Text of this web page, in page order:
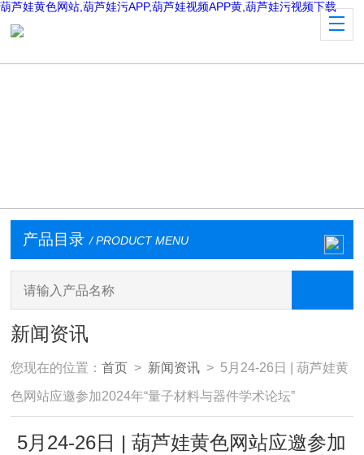
葫芦娃黄色网站,葫芦娃污APP,葫芦娃视频APP黄,葫芦娃污视频下载
产品目录 / PRODUCT MENU
新闻资讯
您现在的位置：首页 > 新闻资讯 > 5月24-26日 | 葫芦娃黄
色网站应邀参加2024年“量子材料与器件学术论坛”
5月24-26日 | 葫芦娃黄色网站应邀参加